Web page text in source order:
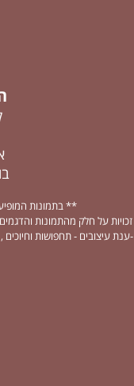
** בתמונות
זכויות על חלק מהתמונות